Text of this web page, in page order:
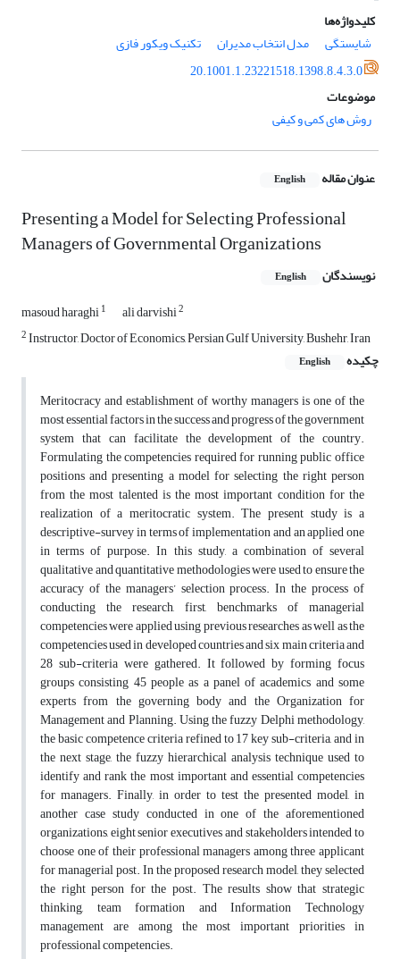
کلیدواژه‌ها
شایستگی
مدل انتخاب مدیران
تکنیک ویکور فازی
20.1001.1.23221518.1398.8.4.3.0
موضوعات
روش های کمی و کیفی
عنوان مقاله English
Presenting a Model for Selecting Professional
Managers of Governmental Organizations
نویسندگان English
masoud haraghi1 ali darvishi2
2Instructor, Doctor of Economics, Persian Gulf University, Bushehr, Iran
چکیده
English
Meritocracy and establishment of worthy managers is one of the
most essential factors in the success and progress of the government
system that can facilitate the development of the country.
Formulating the competencies required for running public office
positions and presenting a model for selecting the right person
from the most talented is the most important condition for the
realization of a meritocratic system. The present study is a
descriptive-survey in terms of implementation and an applied one
in terms of purpose. In this study, a combination of several
qualitative and quantitative methodologies were used to ensure the
accuracy of the managers’ selection process. In the process of
conducting the research, first, benchmarks of managerial
competencies were applied using previous researches as well as the
competencies used in developed countries and six main criteria and
28 sub-criteria were gathered. It followed by forming focus
groups consisting 45 people as a panel of academics and some
experts from the governing body and the Organization for
Management and Planning. Using the fuzzy Delphi methodology,
the basic competence criteria refined to 17 key sub-criteria, and in
the next stage, the fuzzy hierarchical analysis technique used to
identify and rank the most important and essential competencies
for managers. Finally, in order to test the presented model, in
another case study conducted in one of the aforementioned
organizations, eight senior executives and stakeholders intended to
choose one of their professional managers among three applicant
for managerial post. In the proposed research model, they selected
the right person for the post. The results show that strategic
thinking, team formation and Information Technology
management are among the most important priorities in
professional competencies.